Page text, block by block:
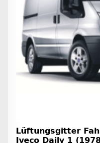
Lüftungsgitter
Iveco Daily 1